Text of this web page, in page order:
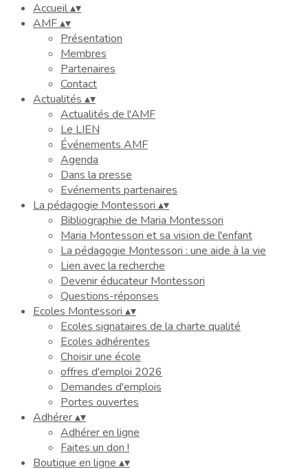
Accueil▴▾
AMF▴▾
Présentation
Membres
Partenaires
Contact
Actualités ▴▾
Actualités de l'AMF
Le LIEN
Événements AMF
Agenda
Dans la presse
Evénements partenaires
La pédagogie Montessori ▴▾
Bibliographie de Maria Montessori
Maria Montessori et sa vision de l'enfant
La pédagogie Montessori : une aide à la vie
Lien avec la recherche
Devenir éducateur Montessori
Questions-réponses
Ecoles Montessori ▴▾
Ecoles signataires de la charte qualité
Ecoles adhérentes
Choisir une école
offres d'emploi 2026
Demandes d'emplois
Portes ouvertes
Adhérer▴▾
Adhérer en ligne
Faites un don !
Boutique en ligne ▴▾